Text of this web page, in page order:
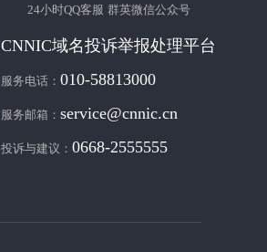
24小时QQ客服 群英微信公众号
CNNIC域名投诉举报处理平台
服务电话： 010-58813000
服务邮箱： service@cnnic.cn
投诉与建议： 0668-2555555